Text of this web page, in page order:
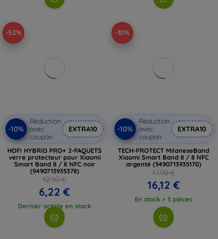
-52%
-10%
Réduction
avec
coupon
EXTRA10
HOFI HYBRID PRO+ 2-PAQUETS
verre protecteur pour Xiaomi
Smart Band 8 / 8 NFC noir
(9490713935378)
12,90 €
6,22 €
Dernier article en stock
-10%
-10%
Réduction
avec
coupon
EXTRA10
TECH-PROTECT MilaneseBand
Xiaomi Smart Band 8 / 8 NFC
argenté (9490713935170)
17,90 €
16,12 €
En stock > 5 pièces